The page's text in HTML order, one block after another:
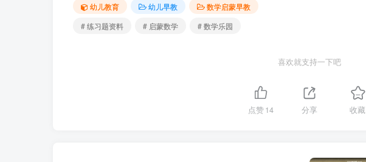
幼儿教育 幼儿早教
数学启蒙早教
# 练习题资料
# 启蒙数学 # 数学乐园
喜欢就支持一下吧
点赞14 分享 收藏